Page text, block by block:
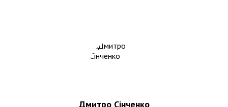
Дмитро Сінченко